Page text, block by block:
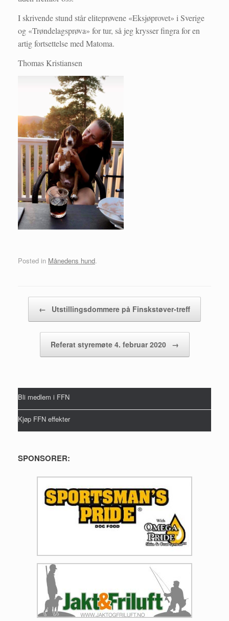
I skrivende stund står eliteprøvene «Eksjøprovet» i Sverige
og «Trøndelagsprøva» for tur, så jeg krysser fingra for en
artig fortsettelse med Matoma.
Thomas Kristiansen
Posted in Månedens hund.
← Utstillingsdommere på Finskstøver-treff
Referat styremøte 4. februar 2020 →
Bli medlem i FFN
Kjøp FFN effekter
SPONSORER: